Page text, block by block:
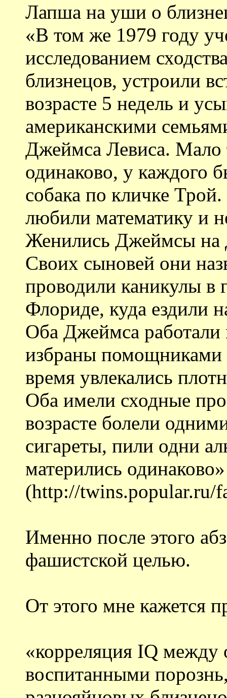
Лапша на уши о
«В том же 1979 году
исследованием
близнецов, устроили
возрасте 5 недель и
американскими
Джеймса Левиса. Мало
одинаково, у каждого
собака по кличке
любили математику и
Женились Джеймсы на
Своих сыновей они
проводили каникулы в
Флориде, куда ездили
Оба Джеймса работали
избраны помощниками
время увлекались
Оба имели сходные
возрасте болели
сигареты, пили одни
матерились одинаково»
(http://twins.popular.ru/
Именно после этого
фашистской целью.
От этого мне кажется
«корреляция IQ
воспитанными